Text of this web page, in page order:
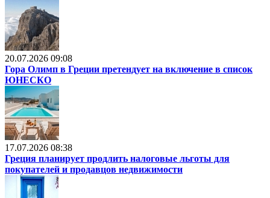
20.07.2026 09:08
Гора Олимп в Греции претендует на включение в список
ЮНЕСКО
17.07.2026 08:38
Греция планирует продлить налоговые льготы для
покупателей и продавцов недвижимости